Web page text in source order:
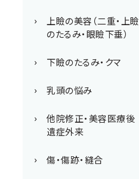
上瞼の美容（二重・上瞼
のたるみ・眼瞼下垂）
下瞼のたるみ・クマ
乳頭の悩み
他院修正・美容医療後
遺症外来
傷・傷跡・縫合